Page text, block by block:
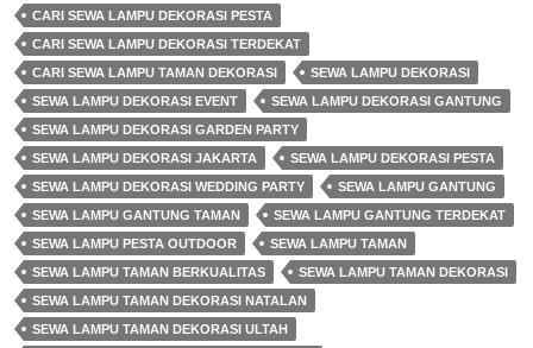
CARI SEWA LAMPU DEKORASI PESTA
CARI SEWA LAMPU DEKORASI TERDEKAT
CARI SEWA LAMPU TAMAN DEKORASI
SEWA LAMPU DEKORASI
SEWA LAMPU DEKORASI EVENT
SEWA LAMPU DEKORASI GANTUNG
SEWA LAMPU DEKORASI GARDEN PARTY
SEWA LAMPU DEKORASI JAKARTA
SEWA LAMPU DEKORASI PESTA
SEWA LAMPU DEKORASI WEDDING PARTY
SEWA LAMPU GANTUNG
SEWA LAMPU GANTUNG TAMAN
SEWA LAMPU GANTUNG TERDEKAT
SEWA LAMPU PESTA OUTDOOR
SEWA LAMPU TAMAN
SEWA LAMPU TAMAN BERKUALITAS
SEWA LAMPU TAMAN DEKORASI
SEWA LAMPU TAMAN DEKORASI NATALAN
SEWA LAMPU TAMAN DEKORASI ULTAH